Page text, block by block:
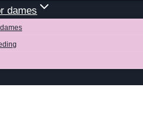
dames